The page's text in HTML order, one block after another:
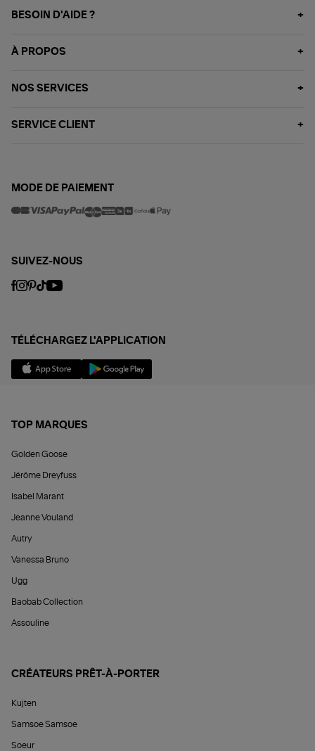
BESOIN D'AIDE ?
À PROPOS
NOS SERVICES
SERVICE CLIENT
MODE DE PAIEMENT
SUIVEZ-NOUS
TÉLÉCHARGEZ L'APPLICATION
TOP MARQUES
Golden Goose
Jérôme Dreyfuss
Isabel Marant
Jeanne Vouland
Autry
Vanessa Bruno
Ugg
Baobab Collection
Assouline
CRÉATEURS PRÊT-À-PORTER
Kujten
Samsoe Samsoe
Soeur